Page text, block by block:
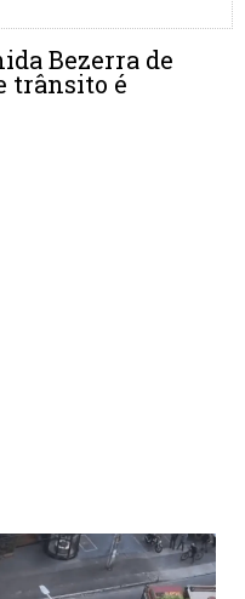
Bezerra de
trânsito é